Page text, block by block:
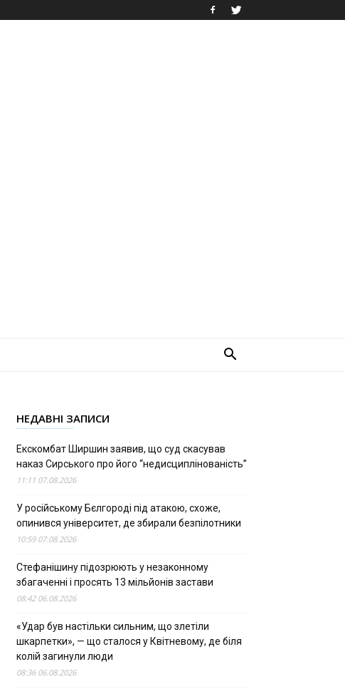
НЕДАВНІ ЗАПИСИ
Екскомбат Ширшин заявив, що суд скасував
наказ Сирського про його “недисциплінованість”
11:11 07.08.2026
У російському Бєлгороді під атакою, схоже,
опинився університет, де збирали безпілотники
10:59 07.08.2026
Стефанішину підозрюють у незаконному
збагаченні і просять 13 мільйонів застави
08:42 06.08.2026
«Удар був настільки сильним, що злетіли
шкарпетки», — що сталося у Квітневому, де біля
колій загинули люди
08:36 06.08.2026